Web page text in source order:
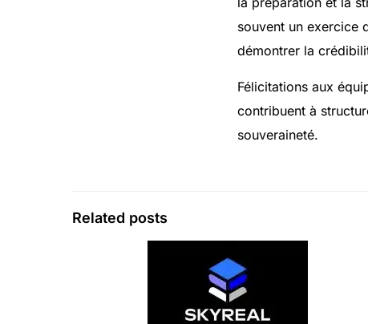
souvent un exercice
démontrer la
Félicitations aux
contribuent à
souveraineté.
Related posts